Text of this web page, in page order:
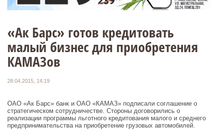
«Ак Барс» готов кредитовать
малый бизнес для приобретения
КАМАЗов
28.04.2015, 14:19
ОАО «Ак Барс» банк и ОАО «КАМАЗ» подписали соглашение о
стратегическом сотрудничестве. Стороны договорились о
реализации программы льготного кредитования малого и среднего
предпринимательства на приобретение грузовых автомобилей.